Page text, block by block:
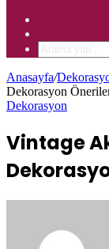
Anasayfa/
Dekorasyon
Dekorasyon
Vintage